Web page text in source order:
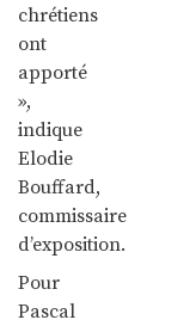
chrétiens
ont
apporté
»,
indique
Elodie
Bouffard,
commissaire
d’exposition.
Pour
Pascal